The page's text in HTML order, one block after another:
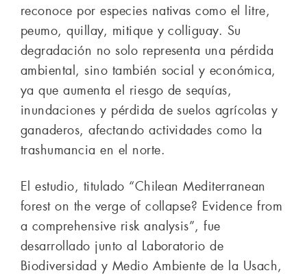
reconoce por especies nativas como el litre,
peumo, quillay, mitique y colliguay. Su
degradación no solo representa una pérdida
ambiental, sino también social y económica,
ya que aumenta el riesgo de sequías,
inundaciones y pérdida de suelos agrícolas y
ganaderos, afectando actividades como la
trashumancia en el norte.
El estudio, titulado “Chilean Mediterranean
forest on the verge of collapse? Evidence from
a comprehensive risk analysis”, fue
desarrollado junto al Laboratorio de
Biodiversidad y Medio Ambiente de la Usach,